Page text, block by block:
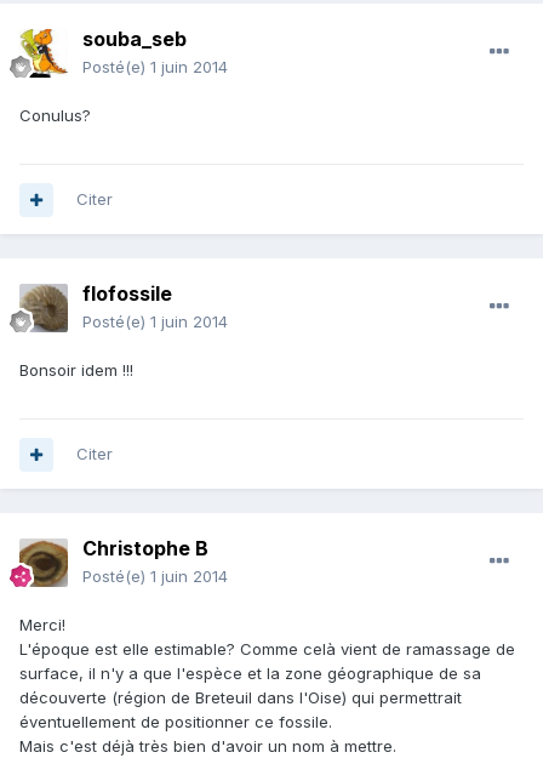
souba_seb
Posté(e) 1 juin 2014
Conulus?
Citer
flofossile
Posté(e) 1 juin 2014
Bonsoir idem !!!
Citer
Christophe B
Posté(e) 1 juin 2014
Merci!
L'époque est elle estimable? Comme celà vient de ramassage de
surface, il n'y a que l'espèce et la zone géographique de sa
découverte (région de Breteuil dans l'Oise) qui permettrait
éventuellement de positionner ce fossile.
Mais c'est déjà très bien d'avoir un nom à mettre.